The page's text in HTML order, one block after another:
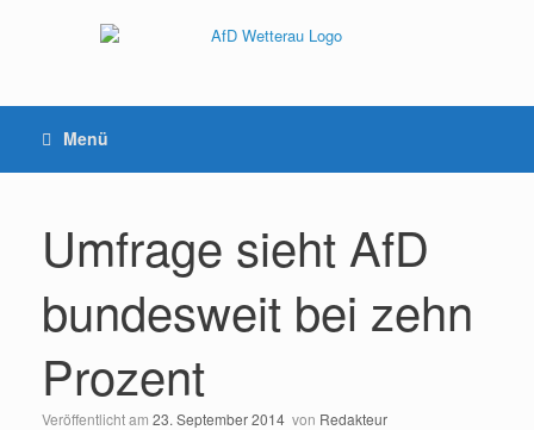
Menü
Umfrage sieht AfD
bundesweit bei zehn
Prozent
Veröffentlicht am 23. September 2014 von Redakteur